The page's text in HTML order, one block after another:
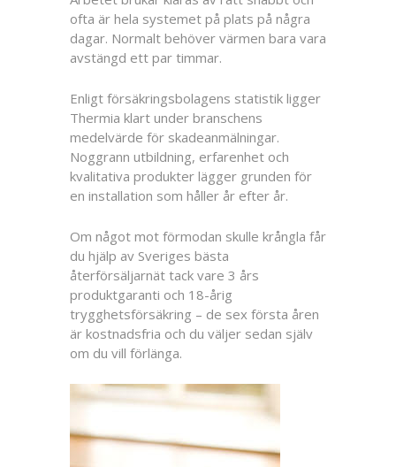
ofta är hela systemet på plats på några
dagar. Normalt behöver värmen bara vara
avstängd ett par timmar.
Enligt försäkringsbolagens statistik ligger
Thermia klart under branschens
medelvärde för skadeanmälningar.
Noggrann utbildning, erfarenhet och
kvalitativa produkter lägger grunden för
en installation som håller år efter år.
Om något mot förmodan skulle krångla får
du hjälp av Sveriges bästa
återförsäljarnät tack vare 3 års
produktgaranti och 18-årig
trygghetsförsäkring – de sex första åren
är kostnadsfria och du väljer sedan själv
om du vill förlänga.